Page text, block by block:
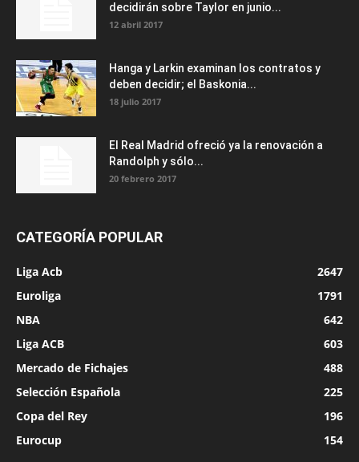
decidirán sobre Taylor en junio...
12 abril 2017
Hanga y Larkin examinan los contratos y
deben decidir; el Baskonia...
18 julio 2017
El Real Madrid ofreció ya la renovación a
Randolph y sólo...
20 febrero 2017
CATEGORÍA POPULAR
Liga Acb
2647
Euroliga
1791
NBA
642
Liga ACB
603
Mercado de Fichajes
488
Selección Española
225
Copa del Rey
196
Eurocup
154